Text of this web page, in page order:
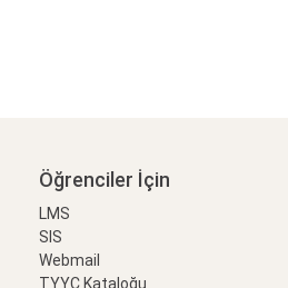
Öğrenciler İçin
LMS
SIS
Webmail
TYYÇ Kataloğu